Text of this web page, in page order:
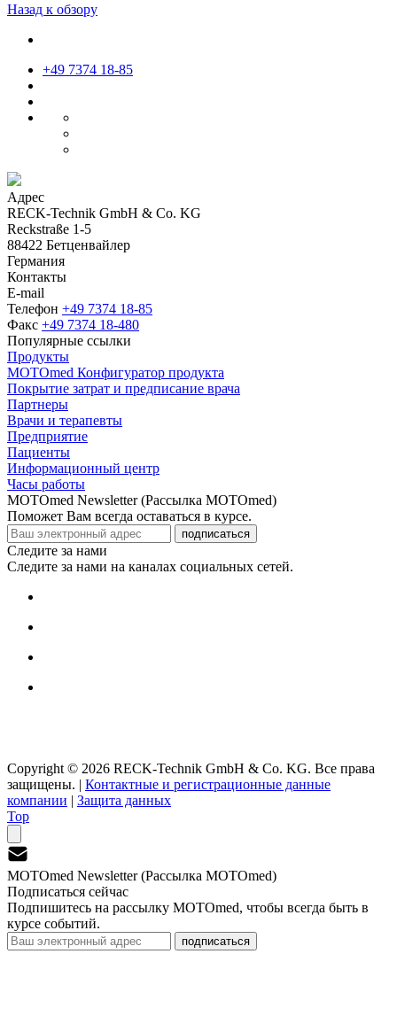
Назад к обзору
+49 7374 18-85
Адрес
RECK-Technik GmbH & Co. KG
Reckstraße 1-5
88422 Бетценвайлер
Германия
Контакты
E-mail
Телефон +49 7374 18-85
Факс +49 7374 18-480
Популярные ссылки
Продукты
MOTOmed Конфигуратор продукта
Покрытие затрат и предписание врача
Партнеры
Врачи и терапевты
Предприятие
Пациенты
Информационный центр
Часы работы
MOTOmed Newsletter (Рассылка MOTOmed)
Поможет Вам всегда оставаться в курсе.
подписаться
Следите за нами
Следите за нами на каналах социальных сетей.
Copyright © 2026 RECK-Technik GmbH & Co. KG. Все права
защищены. | Контактные и регистрационные данные
компании | Защита данных
Top
MOTOmed Newsletter (Рассылка MOTOmed)
Подписаться сейчас
Подпишитесь на рассылку MOTOmed, чтобы всегда быть в
курсе событий.
подписаться